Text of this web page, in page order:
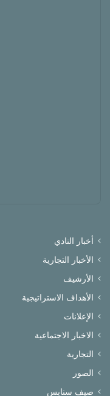
أخبار النادي
الأخبار التجارية
الأرشيف
الأهداف الاستراتيجية
الإعلانات
الاخبار الاجتماعية
التجارية
الصور
صيف سنابس